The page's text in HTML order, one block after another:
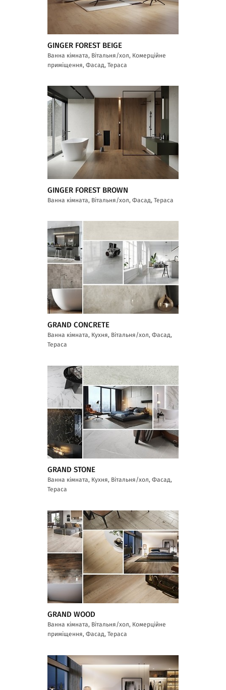
GINGER FOREST BEIGE
Ванна кімната, Вітальня/хол, Комерційне
приміщення, Фасад, Тераса
GINGER FOREST BROWN
Ванна кімната, Вітальня/хол, Фасад, Тераса
GRAND CONCRETE
Ванна кімната, Кухня, Вітальня/хол, Фасад,
Тераса
GRAND STONE
Ванна кімната, Кухня, Вітальня/хол, Фасад,
Тераса
GRAND WOOD
Ванна кімната, Вітальня/хол, Комерційне
приміщення, Фасад, Тераса